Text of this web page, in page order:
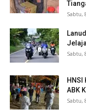
Sabtu,
Sabtu,
ABK
Sabtu,